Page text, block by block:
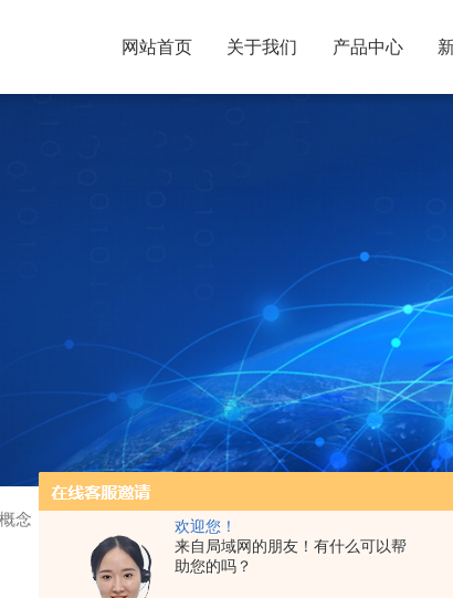
欢迎您！
来自局域网的朋友！有什么可以帮
助您的吗？
网站首页 关于我们 产品中心
念